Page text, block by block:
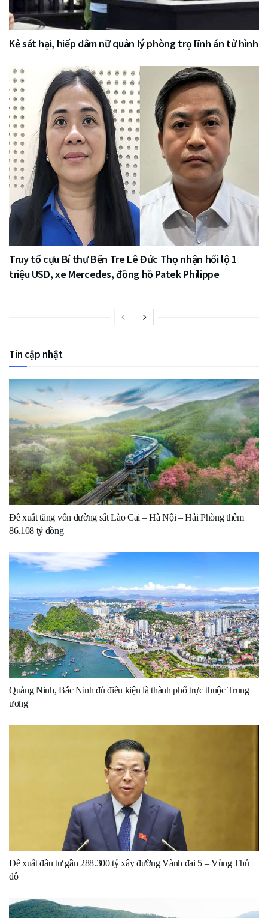
Kẻ sát hại, hiếp dâm nữ quản lý phòng trọ lĩnh án tử hình
Truy tố cựu Bí thư Bến Tre Lê Đức Thọ nhận hối lộ 1
triệu USD, xe Mercedes, đồng hồ Patek Philippe
Tin cập nhật
Đề xuất tăng vốn đường sắt Lào Cai – Hà Nội – Hải Phòng thêm
86.108 tỷ đồng
Quảng Ninh, Bắc Ninh đủ điều kiện là thành phố trực thuộc Trung
ương
Đề xuất đầu tư gần 288.300 tỷ xây đường Vành đai 5 – Vùng Thủ
đô